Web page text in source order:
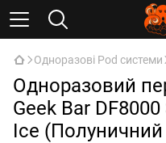
Одноразові Pod системи
Одноразовий
Geek Bar
Ice